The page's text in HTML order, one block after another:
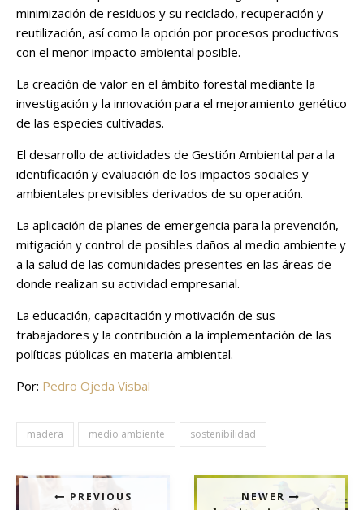
minimización de residuos y su reciclado, recuperación y
reutilización, así como la opción por procesos productivos
con el menor impacto ambiental posible.
La creación de valor en el ámbito forestal mediante la
investigación y la innovación para el mejoramiento genético
de las especies cultivadas.
El desarrollo de actividades de Gestión Ambiental para la
identificación y evaluación de los impactos sociales y
ambientales previsibles derivados de su operación.
La aplicación de planes de emergencia para la prevención,
mitigación y control de posibles daños al medio ambiente y
a la salud de las comunidades presentes en las áreas de
donde realizan su actividad empresarial.
La educación, capacitación y motivación de sus
trabajadores y la contribución a la implementación de las
políticas públicas en materia ambiental.
Por: Pedro Ojeda Visbal
madera medio ambiente sostenibilidad
PREVIOUS NEWER